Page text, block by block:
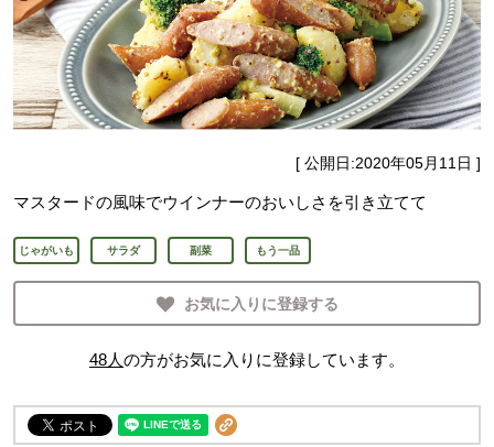
[ 公開日:2020年05月11日 ]
マスタードの風味でウインナーのおいしさを引き立てて
じゃがいも サラダ 副菜 もう一品
お気に入りに登録する
48人の方がお気に入りに登録しています。